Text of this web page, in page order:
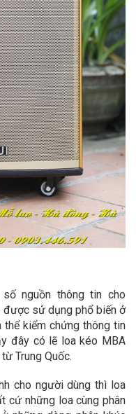
nguồn thông tin cho
được sử dụng phổ biến ở
thể kiểm chứng thông tin
đây có lẽ loa kéo MBA
Trung Quốc.
cho người dùng thì loa
cứ những loa cùng phân